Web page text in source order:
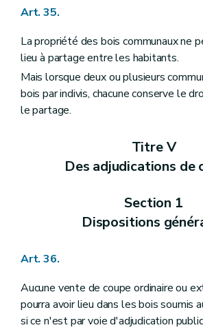
Art. 35.
La propriété des bois communaux ne
lieu à partage entre les habitants.
Mais lorsque deux ou plusieurs
bois par indivis, chacune conserve le
le partage.
Titre V
Des adjudications de
Section 1
Dispositions
Art. 36.
Aucune vente de coupe ordinaire ou
pourra avoir lieu dans les bois soumis
si ce n'est par voie d'adjudication